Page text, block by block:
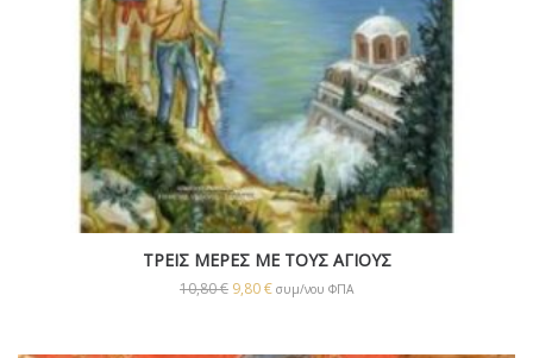
ΤΡΕΙΣ ΜΕΡΕΣ ΜΕ ΤΟΥΣ ΑΓΙΟΥΣ
10,80€ 9,80€ συμ/νου ΦΠΑ